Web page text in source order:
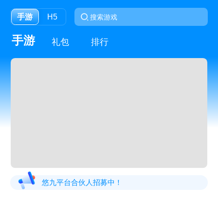
手游 H5
手游 礼包 排行
悠九平台合伙人招募中！